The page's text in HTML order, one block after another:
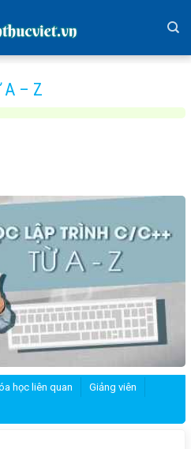
A – Z
học liên quan
Giảng viên